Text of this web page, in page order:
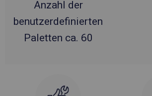
Anzahl der
benutzerdefinierten
Paletten ca. 60